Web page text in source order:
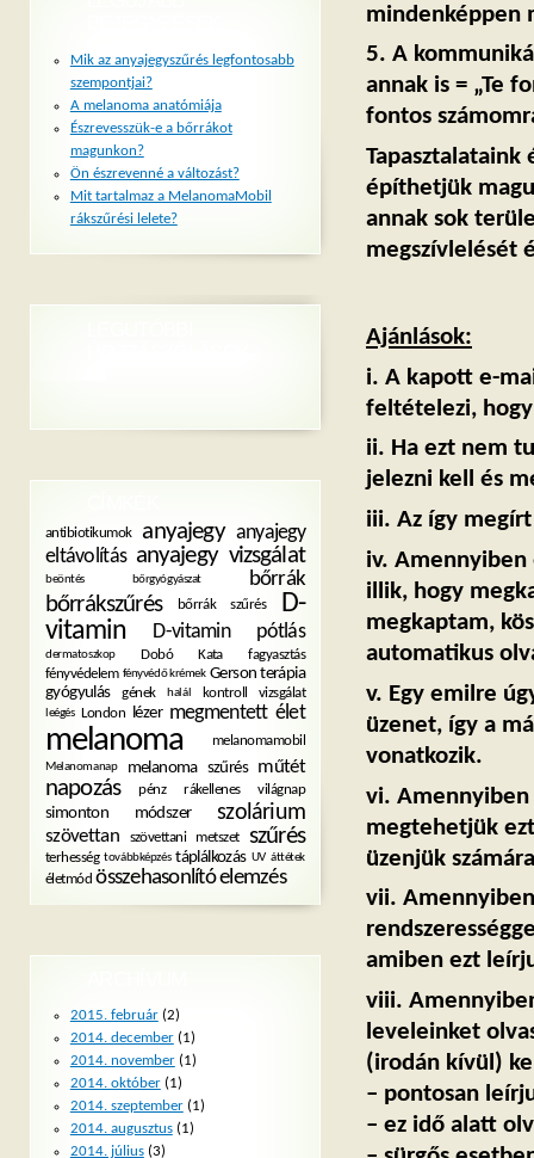
mindenképpen
5. A
annak is = „Te
fontos
Tapasztalataink
építhetjük
annak sok
megszívlelését
Ajánlások:
i. A kapott e-
feltételezi,
ii. Ha ezt nem
jelezni kell és
iii. Az így
iv. Amennyiben
illik, hogy
megkaptam,
automatikus
v. Egy emilre
üzenet, így a
vonatkozik.
vi. Amennyiben
megtehetjük
üzenjük
vii.
amiben ezt
viii.
leveleinket
(irodán kívül)
– pontosan
– ez idő alatt
Mik az anyajegyszűrés legfontosabb
szempontjai?
A melanoma anatómiája
Észrevesszük-e a bőrrákot
magunkon?
Ön észrevenné a változást?
Mit tartalmaz a MelanomaMobil
rákszűrési lelete?
antibiotikumok anyajegy anyajegy
eltávolítás anyajegy vizsgálat
beöntés bőrgyógyászat bőrrák
bőrrákszűrés bőrrák szűrés
D-
vitamin
D-vitamin pótlás
dermatoszkop Dobó Kata
fagyasztás
fényvédelem fényvédő krémek Gerson terápia
gyógyulás
gének halál kontroll vizsgálat
leégés London lézer megmentett élet
melanoma melanomamobil
Melanomanap melanoma szűrés műtét
napozás pénz rákellenes világnap
simonton módszer szolárium
szövettan szövettani metszet szűrés
terhesség továbbképzés táplálkozás UV áttétek
életmód összehasonlító elemzés
2015. február(2)
2014. december(1)
2014. november(1)
2014. október(1)
2014. szeptember(1)
2014. augusztus(1)
2014. július(3)